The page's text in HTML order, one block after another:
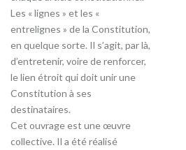
Les « lignes » et les «
entrelignes » de la Constitution,
en quelque sorte. Il s’agit, par là,
d’entretenir, voire de renforcer,
le lien étroit qui doit unir une
Constitution à ses
destinataires.
Cet ouvrage est une œuvre
collective. Il a été réalisé